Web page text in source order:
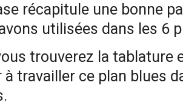
récapitule une bonne
utilisées dans les 6
trouverez la tablature
à travailler ce plan blues